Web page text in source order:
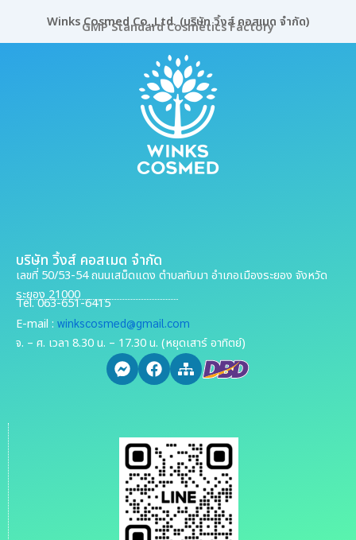
Winks Cosmed Co.,Ltd. (บริษัท วิ้งส์ คอสเมด จำกัด)
GMP Standard Cosmetics Factory
บริษัท วิ้งส์ คอสเมด จำกัด
เลขที่ 50/53-54 ถนนเสม็ดแดง ตำบลทับมา อำเภอเมืองระยอง จังหวัด
ระยอง 21000
Tel. 063-651-6415
E-mail : winkscosmed@gmail.com
จ. – ศ. เวลา 8.30 น. – 17.30 น. (หยุดเสาร์ อาทิตย์)